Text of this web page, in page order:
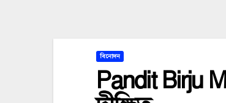
বিনোদন
Pandit Birju